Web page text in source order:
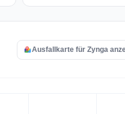
Ausfallkarte für Zynga